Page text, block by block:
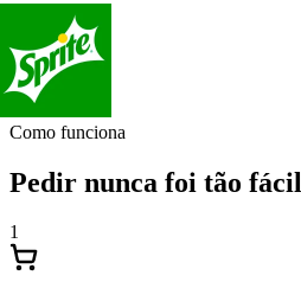
Como funciona
Pedir nunca foi tão fácil
1